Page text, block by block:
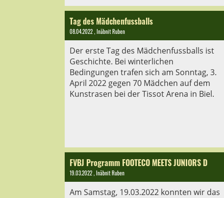
Tag des Mädchenfussballs
08.04.2022, Inäbnit Ruben
Der erste Tag des Mädchenfussballs ist
Geschichte. Bei winterlichen
Bedingungen trafen sich am Sonntag, 3.
April 2022 gegen 70 Mädchen auf dem
Kunstrasen bei der Tissot Arena in Biel.
FVBJ Programm FOOTECO MEETS JUNIORS D
19.03.2022, Inäbnit Ruben
Am Samstag, 19.03.2022 konnten wir das